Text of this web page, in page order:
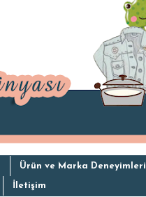
Ürün ve Marka Deneyimleri
İletişim